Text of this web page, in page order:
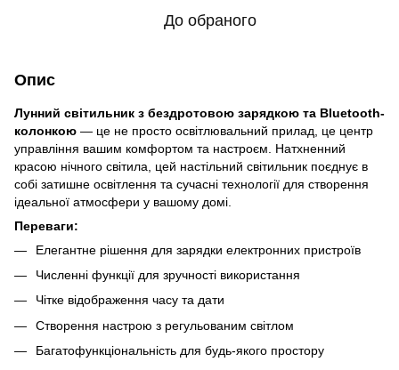
До обраного
Опис
Лунний світильник з бездротовою зарядкою та Bluetooth-
колонкою — це не просто освітлювальний прилад, це центр
управління вашим комфортом та настроєм. Натхненний
красою нічного світила, цей настільний світильник поєднує в
собі затишне освітлення та сучасні технології для створення
ідеальної атмосфери у вашому домі.
Переваги:
Елегантне рішення для зарядки електронних пристроїв
Численні функції для зручності використання
Чітке відображення часу та дати
Створення настрою з регульованим світлом
Багатофункціональність для будь-якого простору